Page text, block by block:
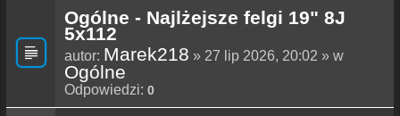
Ogólne - Najlżejsze felgi 19" 8J
5x112
autor: Marek218 » 27 lip 2026, 20:02 » w
Ogólne
Odpowiedzi: 0